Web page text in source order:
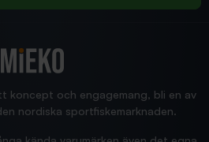
koncept och engagemang, bli en av
nordiska sportfiskemarknaden.